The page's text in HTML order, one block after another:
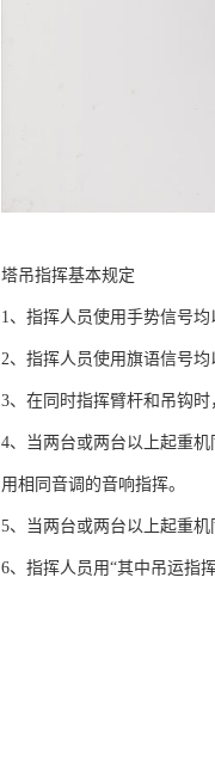
塔吊指挥基本规定
1、指挥人员使用手势信号
2、指挥人员使用旗语信号
3、在同时指挥臂杆和吊钩
4、当两台或两台以上起重
用相同音调的音响指挥。
5、当两台或两台以上起重
6、指挥人员用“其中吊运指